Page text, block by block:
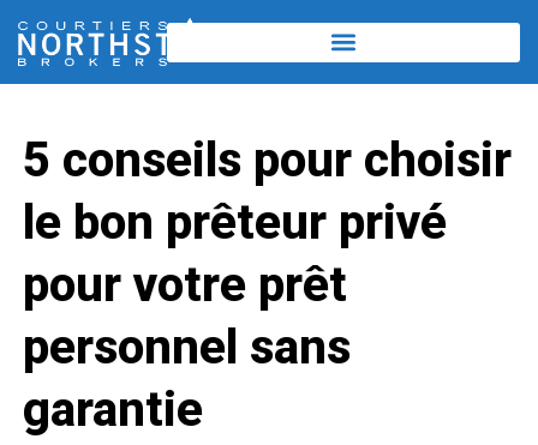
5 conseils pour choisir
le bon prêteur privé
pour votre prêt
personnel sans
garantie